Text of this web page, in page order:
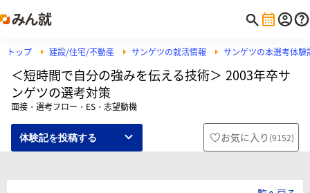
トップ 建設/住宅/不動産 サンゲツの就活情報 サンゲツの本選考体験
＜短時間で自分の強みを伝える技術＞ 2003年卒サ
ンゲツの選考対策
面接・選考フロー・ES・志望動機
体験記を投稿する お気に入り (9152)